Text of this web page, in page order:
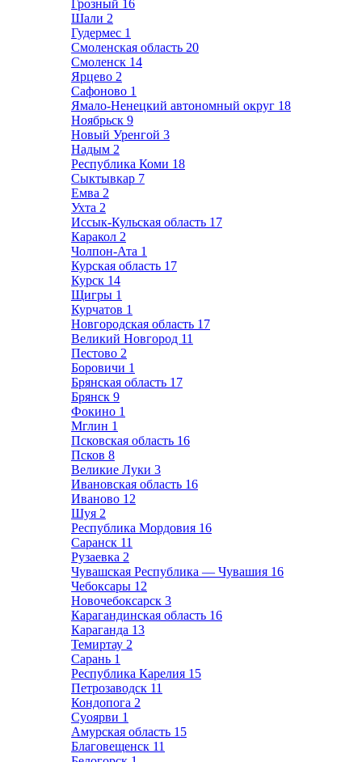
Грозный 16
Шали 2
Гудермес 1
Смоленская область 20
Смоленск 14
Ярцево 2
Сафоново 1
Ямало-Ненецкий автономный округ 18
Ноябрьск 9
Новый Уренгой 3
Надым 2
Республика Коми 18
Сыктывкар 7
Емва 2
Ухта 2
Иссык-Кульская область 17
Каракол 2
Чолпон-Ата 1
Курская область 17
Курск 14
Щигры 1
Курчатов 1
Новгородская область 17
Великий Новгород 11
Пестово 2
Боровичи 1
Брянская область 17
Брянск 9
Фокино 1
Мглин 1
Псковская область 16
Псков 8
Великие Луки 3
Ивановская область 16
Иваново 12
Шуя 2
Республика Мордовия 16
Саранск 11
Рузаевка 2
Чувашская Республика — Чувашия 16
Чебоксары 12
Новочебоксарск 3
Карагандинская область 16
Караганда 13
Темиртау 2
Сарань 1
Республика Карелия 15
Петрозаводск 11
Кондопога 2
Суоярви 1
Амурская область 15
Благовещенск 11